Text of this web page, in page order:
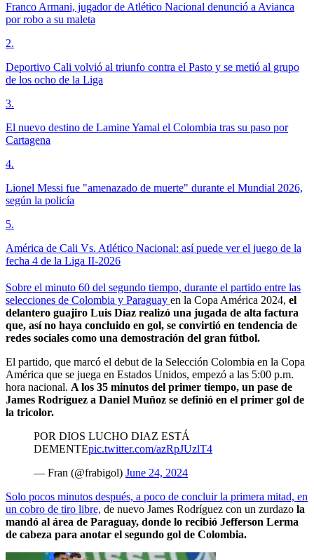
Franco Armani, jugador de Atlético Nacional denunció a Avianca
por robo a su maleta
2.
Deportivo Cali volvió al triunfo contra el Pasto y se metió al grupo
de los ocho de la Liga
3.
El nuevo destino de Lamine Yamal el Colombia tras su paso por
Cartagena
4.
Lionel Messi fue "amenazado de muerte" durante el Mundial 2026,
según la policía
5.
América de Cali Vs. Atlético Nacional: así puede ver el juego de la
fecha 4 de la Liga II-2026
Sobre el minuto 60 del segundo tiempo, durante el partido entre las
selecciones de Colombia y Paraguay en la Copa América 2024, el
delantero guajiro Luis Díaz realizó una jugada de alta factura
que, así no haya concluido en gol, se convirtió en tendencia de
redes sociales como una demostración del gran fútbol.
El partido, que marcó el debut de la Selección Colombia en la Copa
América que se juega en Estados Unidos, empezó a las 5:00 p.m.
hora nacional. A los 35 minutos del primer tiempo, un pase de
James Rodríguez a Daniel Muñoz se definió en el primer gol de
la tricolor.
POR DIOS LUCHO DIAZ ESTÁ
DEMENTEpic.twitter.com/azRpJUzlT4
— Fran (@frabigol) June 24, 2024
Solo pocos minutos después, a poco de concluir la primera mitad, en
un cobro de tiro libre, de nuevo James Rodríguez con un zurdazo la
mandó al área de Paraguay, donde lo recibió Jefferson Lerma
de cabeza para anotar el segundo gol de Colombia.